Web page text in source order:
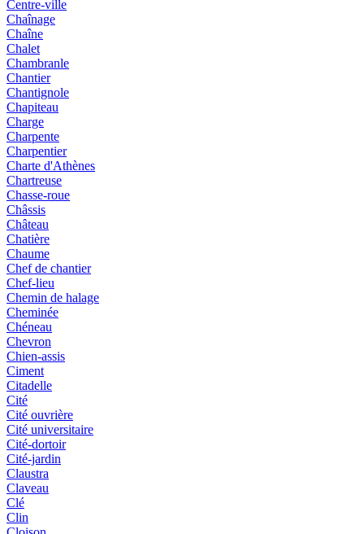
Centre-ville
Chaînage
Chaîne
Chalet
Chambranle
Chantier
Chantignole
Chapiteau
Charge
Charpente
Charpentier
Charte d'Athènes
Chartreuse
Chasse-roue
Châssis
Château
Chatière
Chaume
Chef de chantier
Chef-lieu
Chemin de halage
Cheminée
Chéneau
Chevron
Chien-assis
Ciment
Citadelle
Cité
Cité ouvrière
Cité universitaire
Cité-dortoir
Cité-jardin
Claustra
Claveau
Clé
Clin